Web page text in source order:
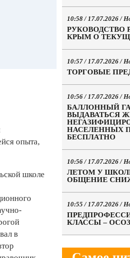
опыта,
школе
в
10:58 / 17.07.2026 /
РУКОВОДСТВО
КРЫМ О
10:57 / 17.07.2026 /
ТОРГОВЫЕ
10:56 / 17.07.2026 /
БАЛЛОННЫЙ
ВЫДАВАТЬСЯ
НАСЕЛЕННЫХ
БЕСПЛАТНО
10:56 / 17.07.2026 /
ЛЕТОМ У
ОБЩЕНИЕ
10:55 / 17.07.2026 /
КЛАССЫ –